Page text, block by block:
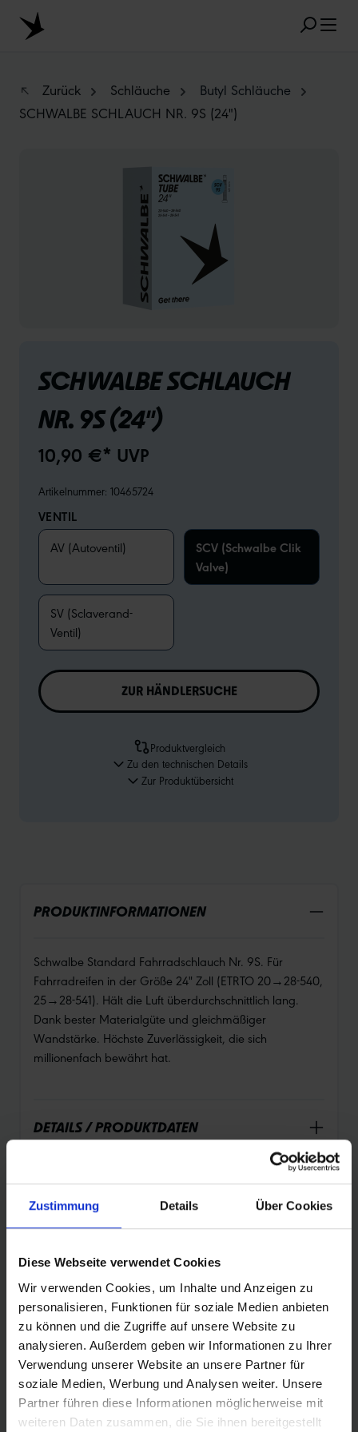
Zustimmung Details Über Cookies
Diese Webseite verwendet Cookies
Wir verwenden Cookies, um Inhalte und Anzeigen zu
personalisieren, Funktionen für soziale Medien anbieten
zu können und die Zugriffe auf unsere Website zu
analysieren. Außerdem geben wir Informationen zu Ihrer
Verwendung unserer Website an unsere Partner für
soziale Medien, Werbung und Analysen weiter. Unsere
Partner führen diese Informationen möglicherweise mit
weiteren Daten zusammen, die Sie ihnen bereitgestellt
Zum Hauptinhalt springen
TUBELESS
RECYCLING
GRÖSSENBEZEICHNUNG
ALBERT
Zurück Schläuche
Butyl Schläuche
SCHWALBE SCHLAUCH NR. 9S (24")
SCHWALBE SCHLAUCH
NR. 9S (24")
10,90 €* UVP
Artikelnummer: 10465724
VENTIL
AV (Autoventil)
SCV (Schwalbe Clik
Valve)
SV (Sclaverand-
Ventil)
ZUR HÄNDLERSUCHE
Produktvergleich
Zu den technischen Details
Zur Produktübersicht
PRODUKTINFORMATIONEN
Schwalbe Standard Fahrradschlauch Nr. 9S. Für
Fahrradreifen in der Größe 24" Zoll (ETRTO 20→28-540,
25→28-541). Hält die Luft überdurchschnittlich lang.
Dank bester Materialgüte und gleichmäßiger
Wandstärke. Höchste Zuverlässigkeit, die sich
millionenfach bewährt hat.
DETAILS / PRODUKTDATEN
PRODUKTÜBERSICHT
Finde noch schneller deinen perfekten Reifen.
Nutze die Suche zur Eingrenzung der Artikel
oder filtere dir die Tabelle nach den
Kategorien, die dich interessieren. Sortiere die
Reifen mit den Pfeilen.